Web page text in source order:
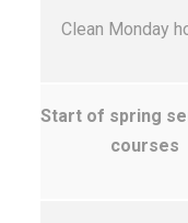
Clean Monday
Start of spring
courses